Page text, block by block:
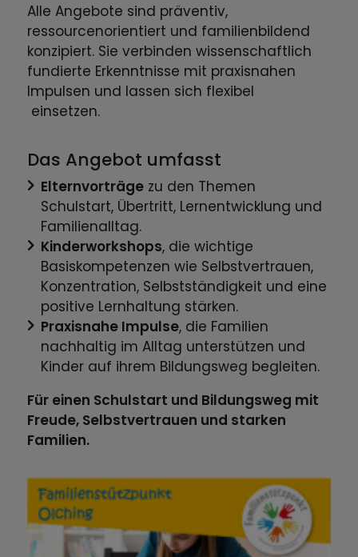
Alle Angebote sind präventiv,
ressourcenorientiert und familienbildend
konzipiert. Sie verbinden wissenschaftlich
fundierte Erkenntnisse mit praxisnahen
Impulsen und lassen sich flexibel
einsetzen.
Das Angebot umfasst
Elternvorträge zu den Themen
Schulstart, Übertritt, Lernentwicklung und
Familienalltag.
Kinderworkshops, die wichtige
Basiskompetenzen wie Selbstvertrauen,
Konzentration, Selbstständigkeit und eine
positive Lernhaltung stärken.
Praxisnahe Impulse, die Familien
nachhaltig im Alltag unterstützen und
Kinder auf ihrem Bildungsweg begleiten.
Für einen Schulstart und Bildungsweg mit
Freude, Selbstvertrauen und starken
Familien.